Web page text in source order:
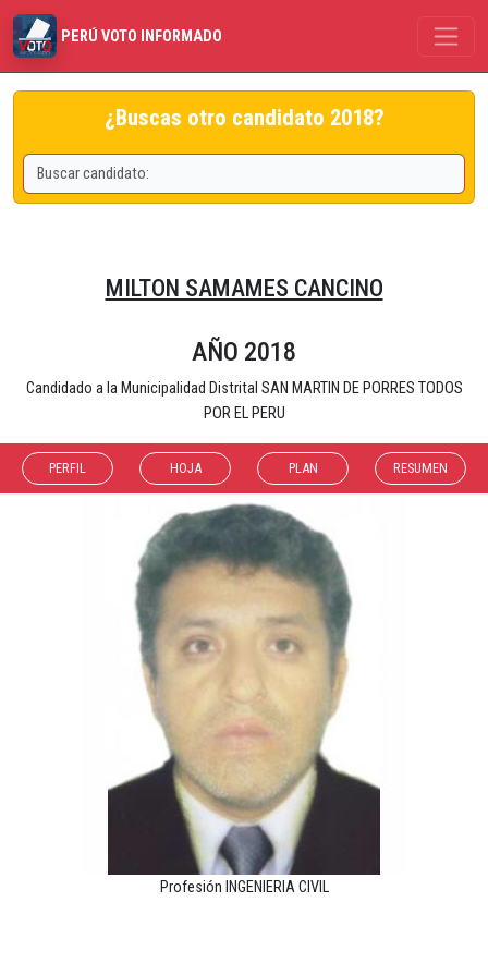
PERÚ VOTO INFORMADO
¿Buscas otro candidato 2018?
MILTON SAMAMES CANCINO
AÑO 2018
Candidado a la Municipalidad Distrital SAN MARTIN DE PORRES TODOS
POR EL PERU
PERFIL HOJA PLAN RESUMEN
Profesión INGENIERIA CIVIL